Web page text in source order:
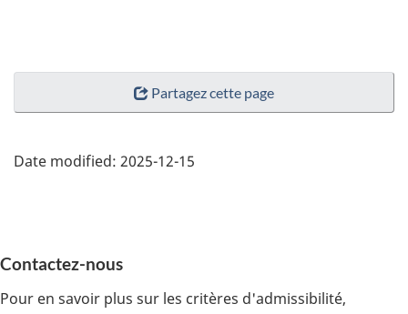
Partagez cette page
Date modified: 2025-12-15
Contactez-nous
Pour en savoir plus sur les critères d'admissibilité,